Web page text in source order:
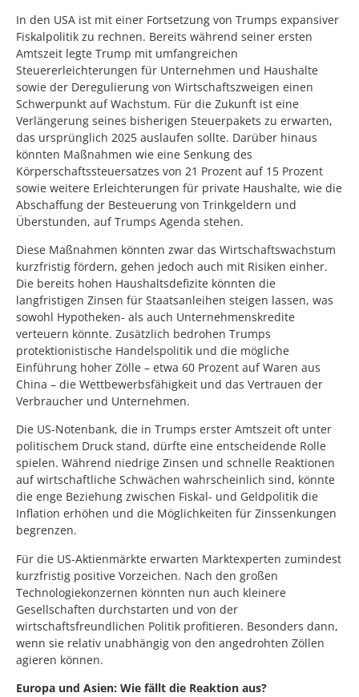
In den USA ist mit einer Fortsetzung von Trumps expansiver
Fiskalpolitik zu rechnen. Bereits während seiner ersten
Amtszeit legte Trump mit umfangreichen
Steuererleichterungen für Unternehmen und Haushalte
sowie der Deregulierung von Wirtschaftszweigen einen
Schwerpunkt auf Wachstum. Für die Zukunft ist eine
Verlängerung seines bisherigen Steuerpakets zu erwarten,
das ursprünglich 2025 auslaufen sollte. Darüber hinaus
könnten Maßnahmen wie eine Senkung des
Körperschaftssteuersatzes von 21 Prozent auf 15 Prozent
sowie weitere Erleichterungen für private Haushalte, wie die
Abschaffung der Besteuerung von Trinkgeldern und
Überstunden, auf Trumps Agenda stehen.
Diese Maßnahmen könnten zwar das Wirtschaftswachstum
kurzfristig fördern, gehen jedoch auch mit Risiken einher.
Die bereits hohen Haushaltsdefizite könnten die
langfristigen Zinsen für Staatsanleihen steigen lassen, was
sowohl Hypotheken- als auch Unternehmenskredite
verteuern könnte. Zusätzlich bedrohen Trumps
protektionistische Handelspolitik und die mögliche
Einführung hoher Zölle – etwa 60 Prozent auf Waren aus
China – die Wettbewerbsfähigkeit und das Vertrauen der
Verbraucher und Unternehmen.
Die US-Notenbank, die in Trumps erster Amtszeit oft unter
politischem Druck stand, dürfte eine entscheidende Rolle
spielen. Während niedrige Zinsen und schnelle Reaktionen
auf wirtschaftliche Schwächen wahrscheinlich sind, könnte
die enge Beziehung zwischen Fiskal- und Geldpolitik die
Inflation erhöhen und die Möglichkeiten für Zinssenkungen
begrenzen.
Für die US-Aktienmärkte erwarten Marktexperten zumindest
kurzfristig positive Vorzeichen. Nach den großen
Technologiekonzernen könnten nun auch kleinere
Gesellschaften durchstarten und von der
wirtschaftsfreundlichen Politik profitieren. Besonders dann,
wenn sie relativ unabhängig von den angedrohten Zöllen
agieren können.
Europa und Asien: Wie fällt die Reaktion aus?